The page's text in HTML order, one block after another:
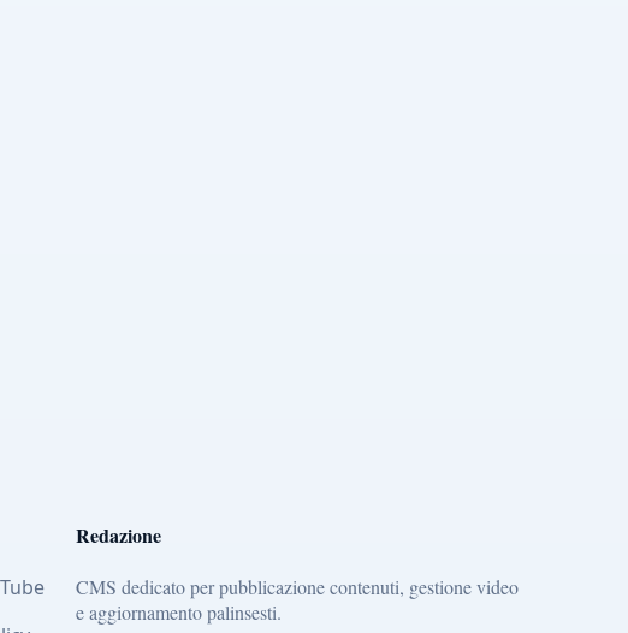
Redazione
CMS dedicato per pubblicazione contenuti, gestione video
e aggiornamento palinsesti.